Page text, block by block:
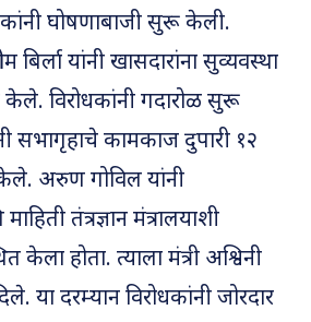
घोषणाबाजी सुरू केली.
यांनी खासदारांना सुव्यवस्था
विरोधकांनी गदारोळ सुरू
सभागृहाचे कामकाज दुपारी १२
अरुण गोविल यांनी
तंत्रज्ञान मंत्रालयाशी
केला होता. त्याला मंत्री अश्विनी
या दरम्यान विरोधकांनी जोरदार